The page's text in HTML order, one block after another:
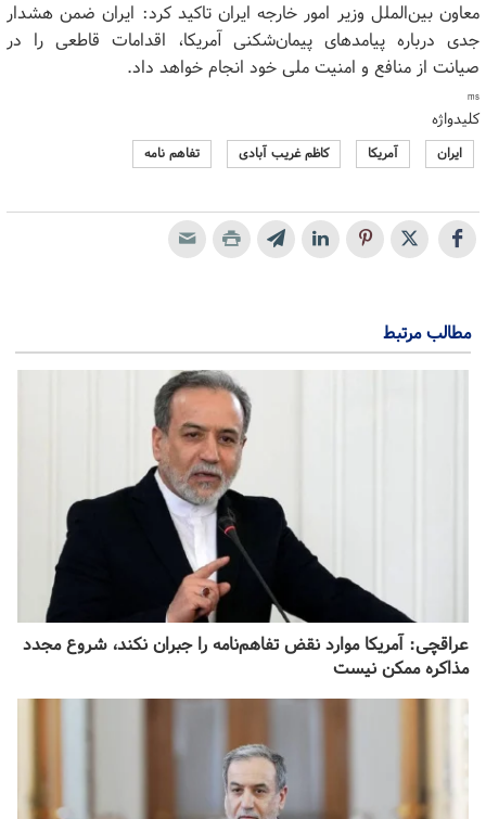
معاون بین‌الملل وزیر امور خارجه ایران تاکید کرد: ایران ضمن هشدار
جدی درباره پیامدهای پیمان‌شکنی آمریکا، اقدامات قاطعی را در
صیانت از منافع و امنیت ملی خود انجام خواهد داد.
ms
کلیدواژه
ایران آمریکا کاظم غریب آبادی تفاهم نامه
مطالب مرتبط
عراقچی: آمریکا موارد نقض تفاهم‌نامه را جبران نکند، شروع مجدد
مذاکره ممکن نیست